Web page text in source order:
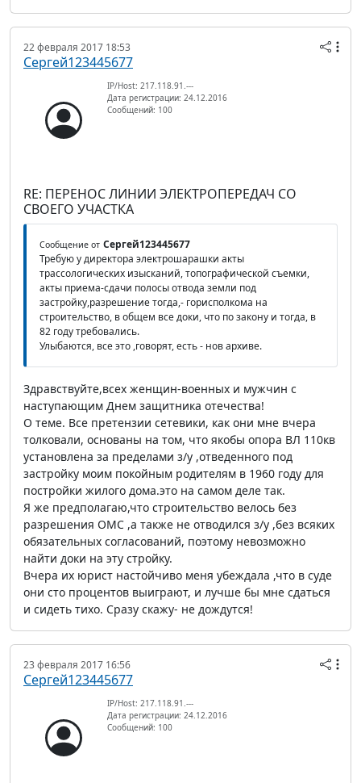
22 февраля 2017 18:53
Сергей123445677
IP/Host: 217.118.91.---
Дата регистрации: 24.12.2016
Сообщений: 100
RE: ПЕРЕНОС ЛИНИИ ЭЛЕКТРОПЕРЕДАЧ СО
СВОЕГО УЧАСТКА
Сообщение от Сергей123445677
Требую у директора электрошарашки акты
трассологических изысканий, топографической съемки,
акты приема-сдачи полосы отвода земли под
застройку,разрешение тогда,- горисполкома на
строительство, в общем все доки, что по закону и тогда, в
82 году требовались.
Улыбаются, все это ,говорят, есть - нов архиве.
Здравствуйте,всех женщин-военных и мужчин с
наступающим Днем защитника отечества!
О теме. Все претензии сетевики, как они мне вчера
толковали, основаны на том, что якобы опора ВЛ 110кв
установлена за пределами з/у ,отведенного под
застройку моим покойным родителям в 1960 году для
постройки жилого дома.это на самом деле так.
Я же предполагаю,что строительство велось без
разрешения ОМС ,а также не отводился з/у ,без всяких
обязательных согласований, поэтому невозможно
найти доки на эту стройку.
Вчера их юрист настойчиво меня убеждала ,что в суде
они сто процентов выиграют, и лучше бы мне сдаться
и сидеть тихо. Сразу скажу- не дождутся!
23 февраля 2017 16:56
Сергей123445677
IP/Host: 217.118.91.---
Дата регистрации: 24.12.2016
Сообщений: 100